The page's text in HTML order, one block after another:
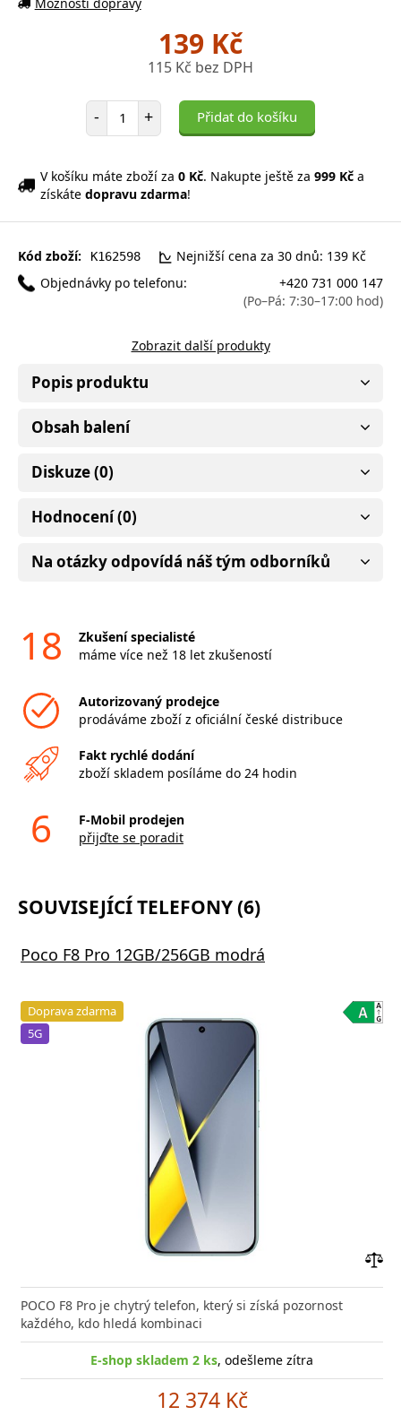
139 Kč
115 Kč bez DPH
- Počet položek
+ Přidat do košíku
V košíku máte zboží za 0 Kč. Nakupte ještě za 999 Kč a
získáte dopravu zdarma!
Kód zboží: K162598
Nejnižší cena za 30 dnů: 139 Kč
Objednávky po telefonu:
+420 731 000 147
(Po–Pá: 7:30–17:00 hod)
Zobrazit další produkty
Popis produktu
Obsah balení
Diskuze (0)
Hodnocení (0)
Na otázky odpovídá náš tým odborníků
18
Zkušení specialisté
máme více než 18 let zkušeností
Autorizovaný prodejce
prodáváme zboží z oficiální české distribuce
Fakt rychlé dodání
zboží skladem posíláme do 24 hodin
6
F-Mobil prodejen
přijďte se poradit
SOUVISEJÍCÍ TELEFONY (6)
Poco F8 Pro 12GB/256GB modrá
Doprava zdarma
5G
POCO F8 Pro je chytrý telefon, který si získá pozornost
každého, kdo hledá kombinaci
E-shop skladem 2 ks, odešleme zítra
12 374 Kč